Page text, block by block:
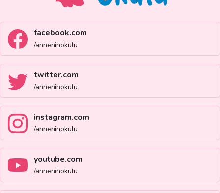
facebook.com
/anneninokulu
twitter.com
/anneninokulu
instagram.com
/anneninokulu
youtube.com
/anneninokulu